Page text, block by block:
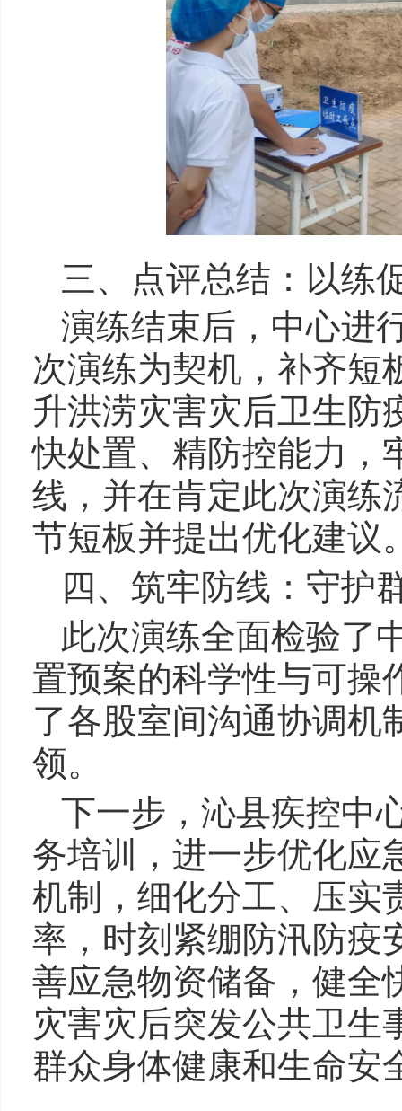
三、点评总结：以练
演练结束后，中心进
次演练为契机，补齐短
升洪涝灾害灾后卫生防
快处置、精防控能力，
线，并在肯定此次演练
节短板并提出优化建
四、筑牢防线：守护
此次演练全面检验了
置预案的科学性与可操
了各股室间沟通协调机
领。
下一步，沁县疾控中
务培训，进一步优化应
机制，细化分工、压实
率，时刻紧绷防汛防疫
善应急物资储备，健全
灾害灾后突发公共卫生
群众身体健康和生命安